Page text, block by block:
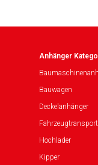
Anhänger
Bauwagen
Deckelanhänger
Hochlader
Kipper